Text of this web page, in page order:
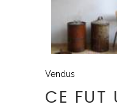
Vendus
CE FUT